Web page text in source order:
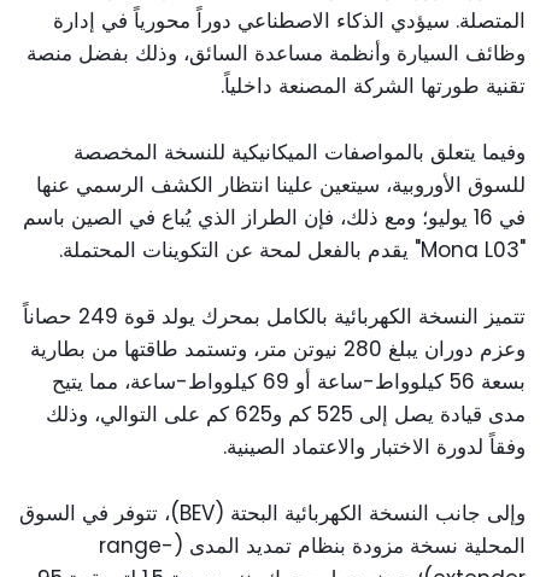
المتصلة. سيؤدي الذكاء الاصطناعي دوراً محورياً في إدارة
وظائف السيارة وأنظمة مساعدة السائق، وذلك بفضل منصة
تقنية طورتها الشركة المصنعة داخلياً.
وفيما يتعلق بالمواصفات الميكانيكية للنسخة المخصصة
للسوق الأوروبية، سيتعين علينا انتظار الكشف الرسمي عنها
في 16 يوليو؛ ومع ذلك، فإن الطراز الذي يُباع في الصين باسم
"Mona L03" يقدم بالفعل لمحة عن التكوينات المحتملة.
تتميز النسخة الكهربائية بالكامل بمحرك يولد قوة 249 حصاناً
وعزم دوران يبلغ 280 نيوتن متر، وتستمد طاقتها من بطارية
بسعة 56 كيلوواط-ساعة أو 69 كيلوواط-ساعة، مما يتيح
مدى قيادة يصل إلى 525 كم و625 كم على التوالي، وذلك
وفقاً لدورة الاختبار والاعتماد الصينية.
وإلى جانب النسخة الكهربائية البحتة (BEV)، تتوفر في السوق
المحلية نسخة مزودة بنظام تمديد المدى (range-